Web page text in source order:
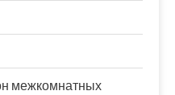
межкомнатных